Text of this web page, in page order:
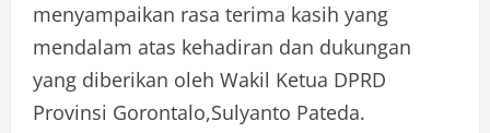
menyampaikan rasa terima kasih yang
mendalam atas kehadiran dan dukungan
yang diberikan oleh Wakil Ketua DPRD
Provinsi Gorontalo,Sulyanto Pateda.